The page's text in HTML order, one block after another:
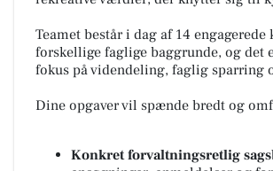
Teamet består i dag af 14
forskellige faglige baggrunde, og det
fokus på videndeling, faglig sparring
Dine opgaver vil spænde bredt og
Konkret forvaltningsretlig